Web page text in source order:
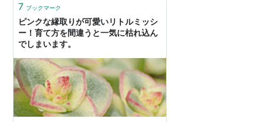
7 ブックマーク
ピンクな縁取りが可愛いリトルミッシ
ー！育て方を間違うと一気に枯れ込ん
でしまいます。